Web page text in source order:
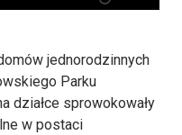
jednorodzinnych
Parku
działce sprowokowały
w postaci